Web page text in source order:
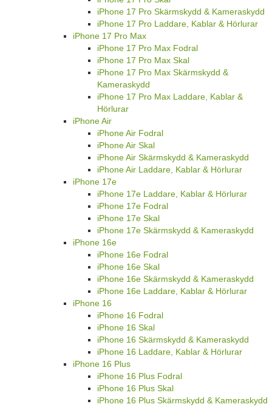
iPhone 17 Pro Skärmskydd & Kameraskydd
iPhone 17 Pro Laddare, Kablar & Hörlurar
iPhone 17 Pro Max
iPhone 17 Pro Max Fodral
iPhone 17 Pro Max Skal
iPhone 17 Pro Max Skärmskydd &
Kameraskydd
iPhone 17 Pro Max Laddare, Kablar &
Hörlurar
iPhone Air
iPhone Air Fodral
iPhone Air Skal
iPhone Air Skärmskydd & Kameraskydd
iPhone Air Laddare, Kablar & Hörlurar
iPhone 17e
iPhone 17e Laddare, Kablar & Hörlurar
iPhone 17e Fodral
iPhone 17e Skal
iPhone 17e Skärmskydd & Kameraskydd
iPhone 16e
iPhone 16e Fodral
iPhone 16e Skal
iPhone 16e Skärmskydd & Kameraskydd
iPhone 16e Laddare, Kablar & Hörlurar
iPhone 16
iPhone 16 Fodral
iPhone 16 Skal
iPhone 16 Skärmskydd & Kameraskydd
iPhone 16 Laddare, Kablar & Hörlurar
iPhone 16 Plus
iPhone 16 Plus Fodral
iPhone 16 Plus Skal
iPhone 16 Plus Skärmskydd & Kameraskydd